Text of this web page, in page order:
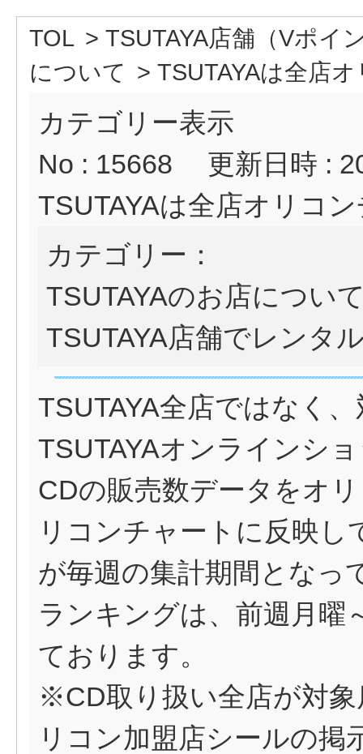
TOL > TSUTAYA店舗（Vポイ
について > TSUTAYAは全店
カテゴリー表示
No : 15668
更新日時 :
TSUTAYAは全店オリコ
カテゴリー：
TSUTAYAのお店につい
TSUTAYA店舗でレンタ
TSUTAYA全店ではなく
TSUTAYAオンラインシ
CDの販売数データをオ
リコンチャートに反映
が毎週の集計期間となっ
ランキングは、前週月曜
ております。
※CD取り扱い全店が対
リコン加盟店シールの掲